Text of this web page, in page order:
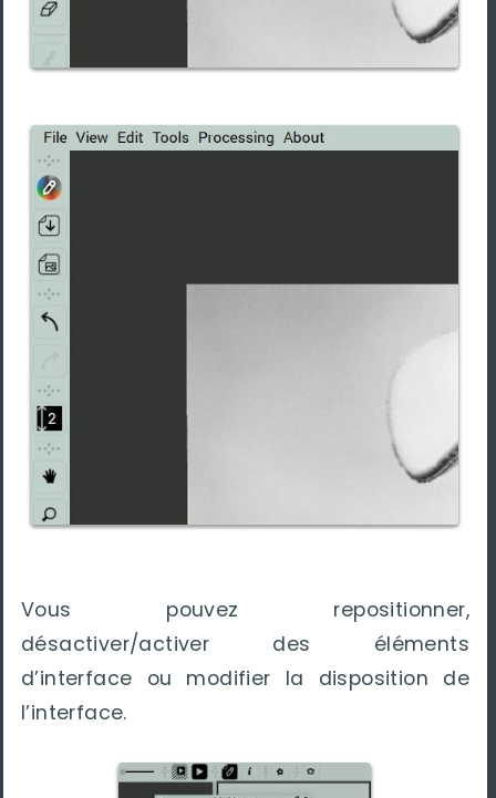
Vous pouvez repositionner,
désactiver/activer des éléments
d’interface ou modifier la disposition de
l’interface.